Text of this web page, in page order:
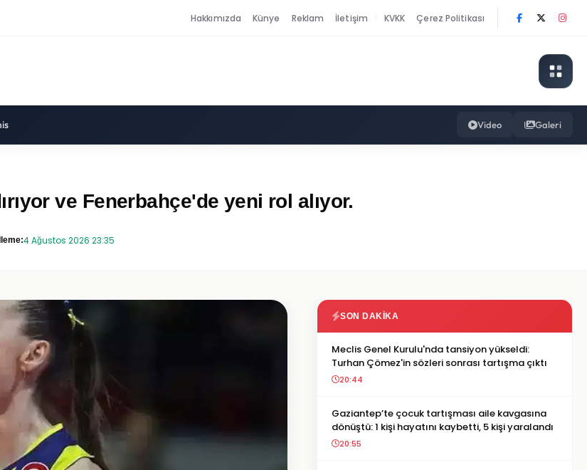
Hakkımızda Künye Reklam İletişim KVKK Çerez Politikası
Video Galeri
ve Fenerbahçe'de yeni rol alıyor.
4 Ağustos 2026 23:35
SON DAKIKA
Meclis Genel Kurulu'nda tansiyon yükseldi:
Turhan Çömez'in sözleri sonrası tartışma çıktı
20:44
Gaziantep’te çocuk tartışması aile kavgasına
dönüştü: 1 kişi hayatını kaybetti, 5 kişi yaralandı
20:55